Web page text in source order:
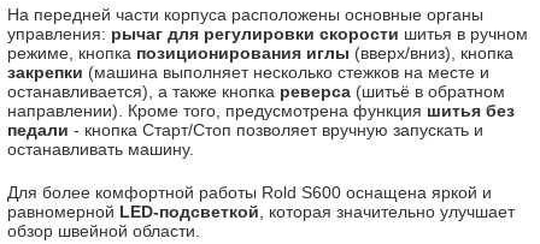
На передней части корпуса расположены основные органы
управления: рычаг для регулировки скорости шитья в ручном
режиме, кнопка позиционирования иглы (вверх/вниз), кнопка
закрепки (машина выполняет несколько стежков на месте и
останавливается), а также кнопка реверса (шитьё в обратном
направлении). Кроме того, предусмотрена функция шитья без
педали - кнопка Старт/Стоп позволяет вручную запускать и
останавливать машину.
Для более комфортной работы Rold S600 оснащена яркой и
равномерной LED-подсветкой , которая значительно улучшает
обзор швейной области.